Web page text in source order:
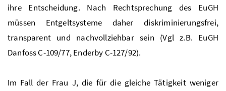
ihre Entscheidung. Nach Rechtsprechung des EuGH
müssen Entgeltsysteme daher diskriminierungsfrei,
transparent und nachvollziehbar sein (Vgl z.B. EuGH
Danfoss C-109/77, Enderby C-127/92).
Im Fall der Frau J, die für die gleiche Tätigkeit weniger